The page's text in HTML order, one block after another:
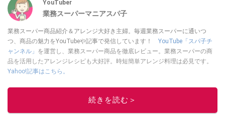
YouTuber
業務スーパーマニアスパ子
業務スーパー商品紹介＆アレンジ大好き主婦。毎週業務スーパーに通いつ
つ、商品の魅力をYouTubeや記事で発信しています！ YouTube「スパ子チ
ャンネル」 を運営し、業務スーパー商品を徹底レビュー。業務スーパーの商
品を活用したアレンジレシピも大好評。時短簡単アレンジ料理は必見です。
Yahoo!記事はこちら。
このイチオシストの他の記事を読む
続きを読む＞